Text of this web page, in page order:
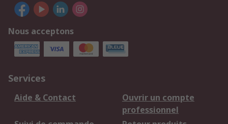
Nous acceptons
Services
Aide & Contact
Ouvrir un compte
professionnel